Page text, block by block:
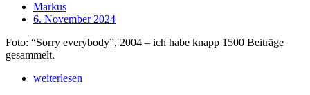
Markus
6. November 2024
Foto: “Sorry everybody”, 2004 – ich habe knapp 1500 Beiträge
gesammelt.
weiterlesen